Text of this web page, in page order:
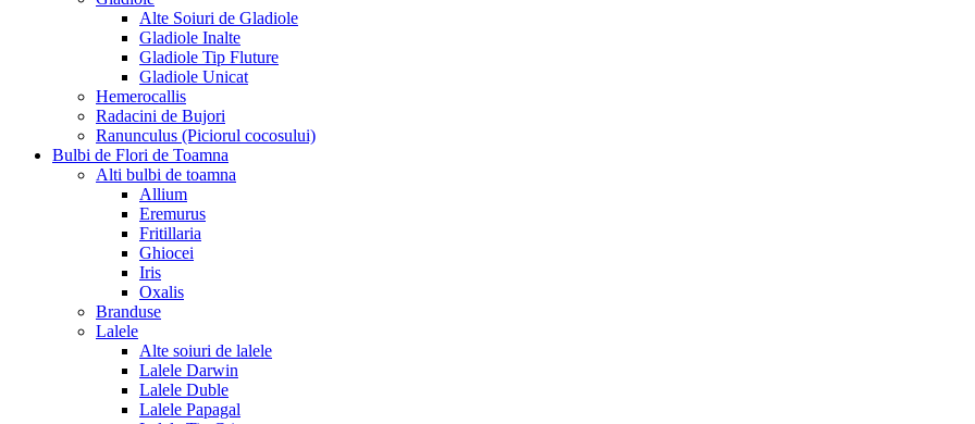
Alte Soiuri de Gladiole
Gladiole Inalte
Gladiole Tip Fluture
Gladiole Unicat
Hemerocallis
Radacini de Bujori
Ranunculus (Piciorul cocosului)
Bulbi de Flori de Toamna
Alti bulbi de toamna
Allium
Eremurus
Fritillaria
Ghiocei
Iris
Oxalis
Branduse
Lalele
Alte soiuri de lalele
Lalele Darwin
Lalele Duble
Lalele Papagal